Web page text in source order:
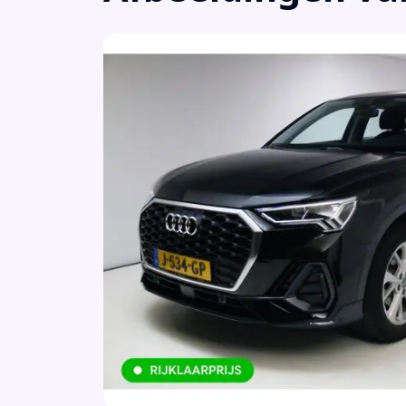
Afdaal assistent